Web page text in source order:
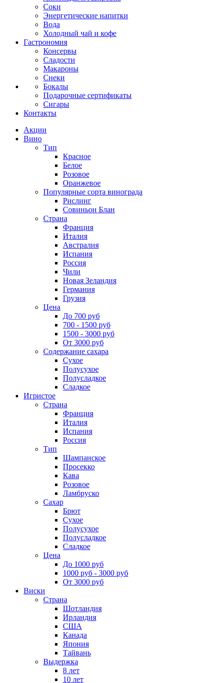
Соки
Энергетические напитки
Вода
Холодный чай и кофе
Гастрономия
Консервы
Сладости
Макароны
Снеки
Бокалы
Подарочные сертификаты
Сигары
Контакты
Акции
Вино
Тип
Красное
Белое
Розовое
Оранжевое
Популярные сорта винограда
Рислинг
Совиньон Блан
Страна
Франция
Италия
Австралия
Испания
Россия
Чили
Новая Зеландия
Германия
Грузия
Цена
До 700 руб
700 - 1500 руб
1500 - 3000 руб
От 3000 руб
Содержание сахара
Сухое
Полусухое
Полусладкое
Сладкое
Игристое
Страна
Франция
Италия
Испания
Россия
Тип
Шампанское
Просекко
Кава
Розовое
Ламбруско
Сахар
Брют
Сухое
Полусухое
Полусладкое
Сладкое
Цена
До 1000 руб
1000 руб - 3000 руб
От 3000 руб
Виски
Страна
Шотландия
Ирландия
США
Канада
Япония
Тайвань
Выдержка
8 лет
10 лет